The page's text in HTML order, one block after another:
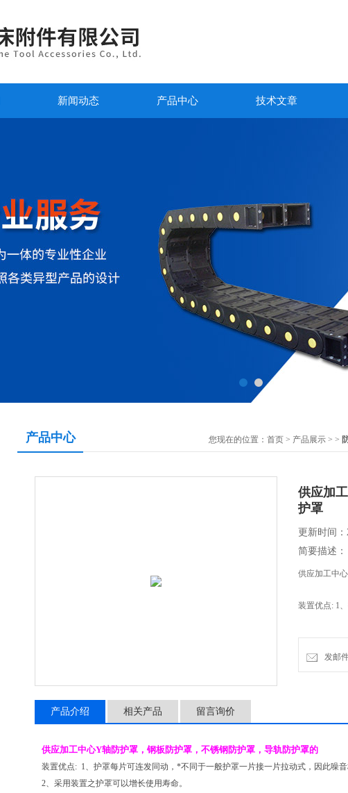
新闻动态 产品中心 技术文章
产品中心 您现在的位置： 首页 > 产品展示 > >
供应加
护罩
更新时间：
简要描述：
供应加工中
装置优点: 1
2、采用装置
3、钢板防护
发邮
产品介绍 相关产品 留言询价
供应加工中心Y轴防护罩， 钢板防护罩 ，不锈钢防护罩，导轨防护罩的
装置优点: 1、护罩每片可连发同动，*不同于一般护罩一片接一片拉动式，因此噪音
2、采用装置之护罩可以增长使用寿命。